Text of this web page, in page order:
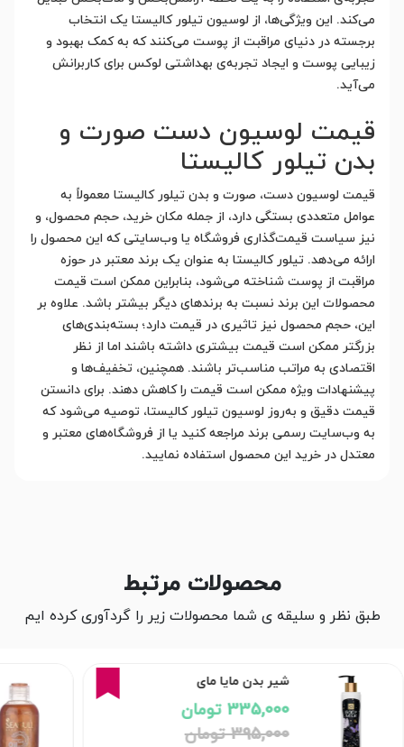
می‌کند. این ویژگی‌ها، از لوسیون تیلور کالیستا یک انتخاب
برجسته در دنیای مراقبت از پوست می‌کنند که به کمک بهبود و
زیبایی پوست و ایجاد تجربه‌ی بهداشتی لوکس برای کاربرانش
می‌آید.
قیمت لوسیون دست صورت و
بدن تیلور کالیستا
قیمت لوسیون دست، صورت و بدن تیلور کالیستا معمولاً به
عوامل متعددی بستگی دارد، از جمله مکان خرید، حجم محصول، و
نیز سیاست قیمت‌گذاری فروشگاه یا وب‌سایتی که این محصول را
ارائه می‌دهد. تیلور کالیستا به عنوان یک برند معتبر در حوزه
مراقبت از پوست شناخته می‌شود، بنابراین ممکن است قیمت
محصولات این برند نسبت به برندهای دیگر بیشتر باشد. علاوه بر
این، حجم محصول نیز تاثیری در قیمت دارد؛ بسته‌بندی‌های
بزرگتر ممکن است قیمت بیشتری داشته باشند اما از نظر
اقتصادی به مراتب مناسب‌تر باشند. همچنین، تخفیف‌ها و
پیشنهادات ویژه ممکن است قیمت را کاهش دهند. برای دانستن
قیمت دقیق و به‌روز لوسیون تیلور کالیستا، توصیه می‌شود که
به وب‌سایت رسمی برند مراجعه کنید یا از فروشگاه‌های معتبر و
معتدل در خرید این محصول استفاده نمایید.
محصولات مرتبط
طبق نظر و سلیقه ی شما محصولات زیر را گردآوری کرده ایم
شیر بدن مایا مای
335,000 تومان
395,000 تومان